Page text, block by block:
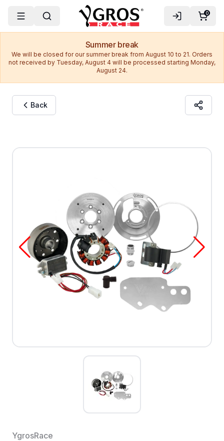
0
Summer break
We will be closed for our summer break from August 10 to 21. Orders
not received by Tuesday, August 4 will be processed starting Monday,
August 24.
Back
YgrosRace